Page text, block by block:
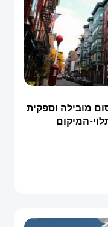
מובילה וספקית
המיקום